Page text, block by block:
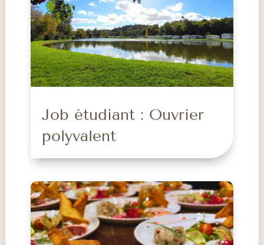
Job étudiant : Ouvrier
polyvalent